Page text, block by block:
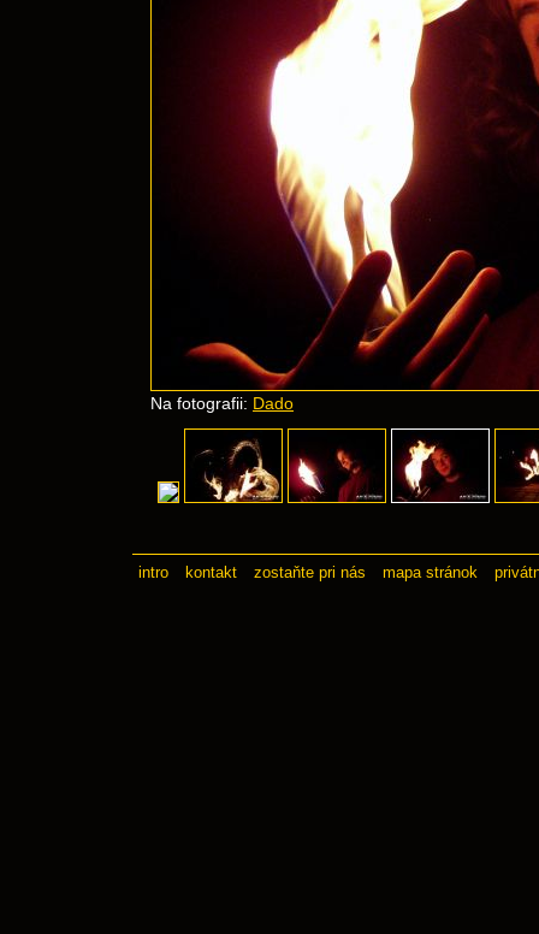
Na fotografii: Dado
intro kontakt zostaňte pri nás mapa stránok